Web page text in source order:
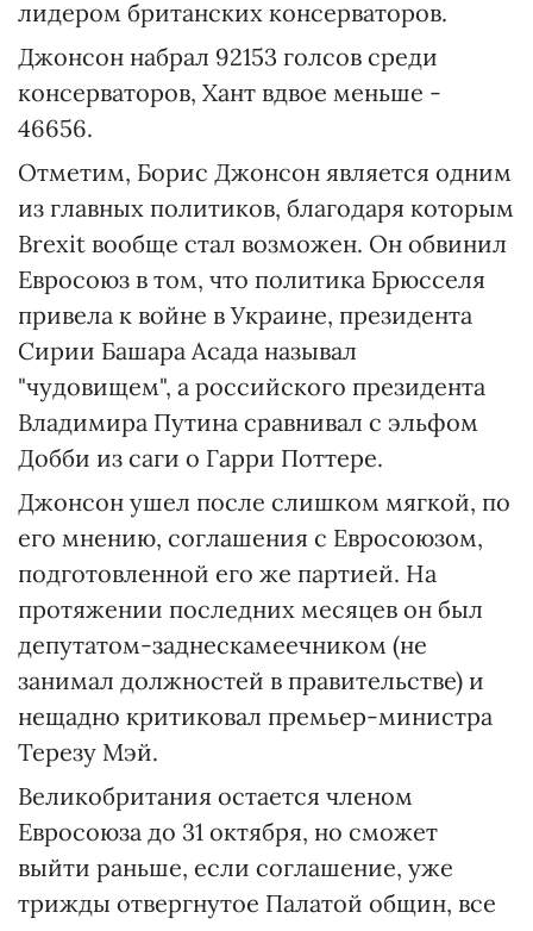
лидером британских консерваторов.
Джонсон набрал 92153 голсов среди
консерваторов, Хант вдвое меньше -
46656.
Отметим, Борис Джонсон является одним
из главных политиков, благодаря которым
Brexit вообще стал возможен. Он обвинил
Евросоюз в том, что политика Брюсселя
привела к войне в Украине, президента
Сирии Башара Асада называл
"чудовищем", а российского президента
Владимира Путина сравнивал с эльфом
Добби из саги о Гарри Поттере.
Джонсон ушел после слишком мягкой, по
его мнению, соглашения с Евросоюзом,
подготовленной его же партией. На
протяжении последних месяцев он был
депутатом-заднескамеечником (не
занимал должностей в правительстве) и
нещадно критиковал премьер-министра
Терезу Мэй.
Великобритания остается членом
Евросоюза до 31 октября, но сможет
выйти раньше, если соглашение, уже
трижды отвергнутое Палатой общин, все